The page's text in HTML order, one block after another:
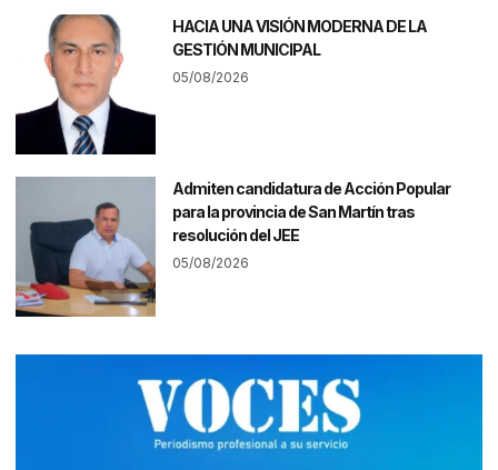
HACIA UNA VISIÓN MODERNA DE LA
GESTIÓN MUNICIPAL
05/08/2026
Admiten candidatura de Acción Popular
para la provincia de San Martín tras
resolución del JEE
05/08/2026